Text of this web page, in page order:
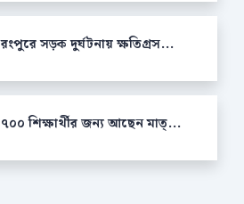
রংপুরে সড়ক দুর্ঘটনায় ক্ষতিগ্রস...
৭০০ শিক্ষার্থীর জন্য আছেন মাত্...